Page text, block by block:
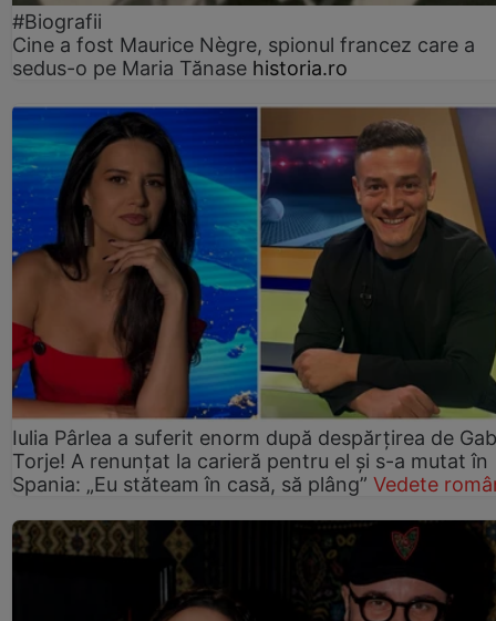
#Biografii
Cine a fost Maurice Nègre, spionul francez care a
sedus-o pe Maria Tănase historia.ro
Iulia Pârlea a suferit enorm după despărțirea de
Torje! A renunțat la carieră pentru el și s-a mutat în
Spania: „Eu stăteam în casă, să plâng” Vedete